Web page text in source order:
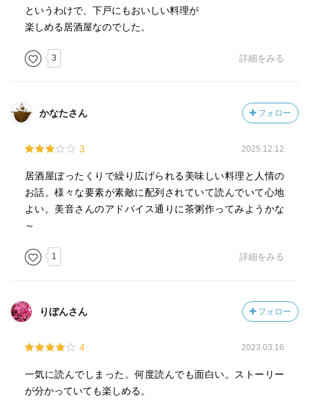
というわけで、下戸にもおいしい料理が
楽しめる居酒屋なのでした。
3 詳細をみる
かなたさん フォロー
3 2025.12.12
居酒屋ぼったくりで繰り広げられる美味しい料理と人情の
お話。様々な要素が素敵に配列されていて読んでいて心地
よい。美音さんのアドバイス通りに茶粥作ってみようかな
～
1 詳細をみる
りぼんさん フォロー
4 2023.03.16
一気に読んでしまった。何度読んでも面白い。ストーリー
が分かっていても楽しめる。